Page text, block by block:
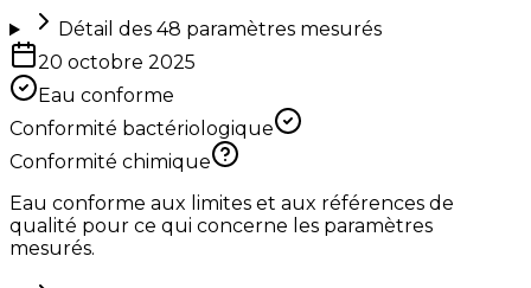
Détail des 48 paramètres mesurés
20 octobre 2025
Eau conforme
Conformité bactériologique
Conformité chimique
Eau conforme aux limites et aux références de
qualité pour ce qui concerne les paramètres
mesurés.